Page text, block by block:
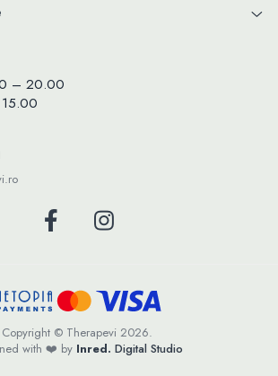
– 20.00
Copyright © Therapevi 2026.
with ❤️ by Inred. Digital Studio